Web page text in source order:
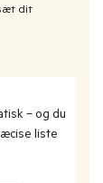
dit
– og du
liste